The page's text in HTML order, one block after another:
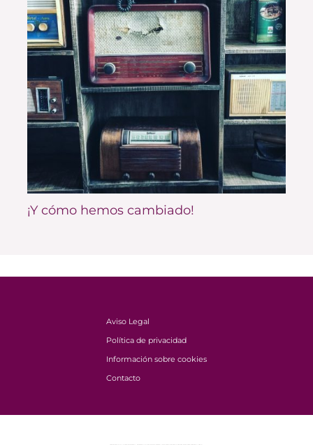
¡Y cómo hemos cambiado!
Aviso Legal
Política de privacidad
Información sobre cookies
Contacto